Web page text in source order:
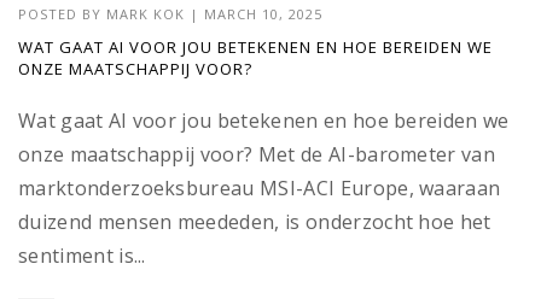
POSTED BY MARK KOK | MARCH 10, 2025
WAT GAAT AI VOOR JOU BETEKENEN EN HOE BEREIDEN WE
ONZE MAATSCHAPPIJ VOOR?
Wat gaat AI voor jou betekenen en hoe bereiden we
onze maatschappij voor? Met de AI-barometer van
marktonderzoeksbureau MSI-ACI Europe, waaraan
duizend mensen meededen, is onderzocht hoe het
sentiment is...